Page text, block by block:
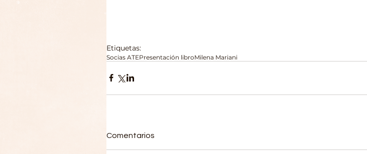
Etiquetas:
Socias ATEPresentación libroMilena Mariani
Comentarios